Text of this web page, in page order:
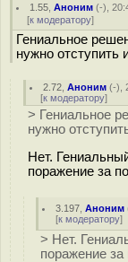
1.55 ,Аноним (-),
[к модератору]
Гениальное
нужно отступить
2.72 ,Аноним (-),
[к модератору]
> Гениальное
нужно
Нет.
поражение за
3.197 ,Аноним
[к модератору]
> Нет.
поражение за